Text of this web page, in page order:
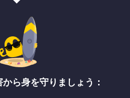
ら身を守りましょう：